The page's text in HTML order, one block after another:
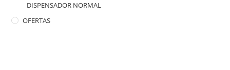
DISPENSADOR NORMAL
OFERTAS